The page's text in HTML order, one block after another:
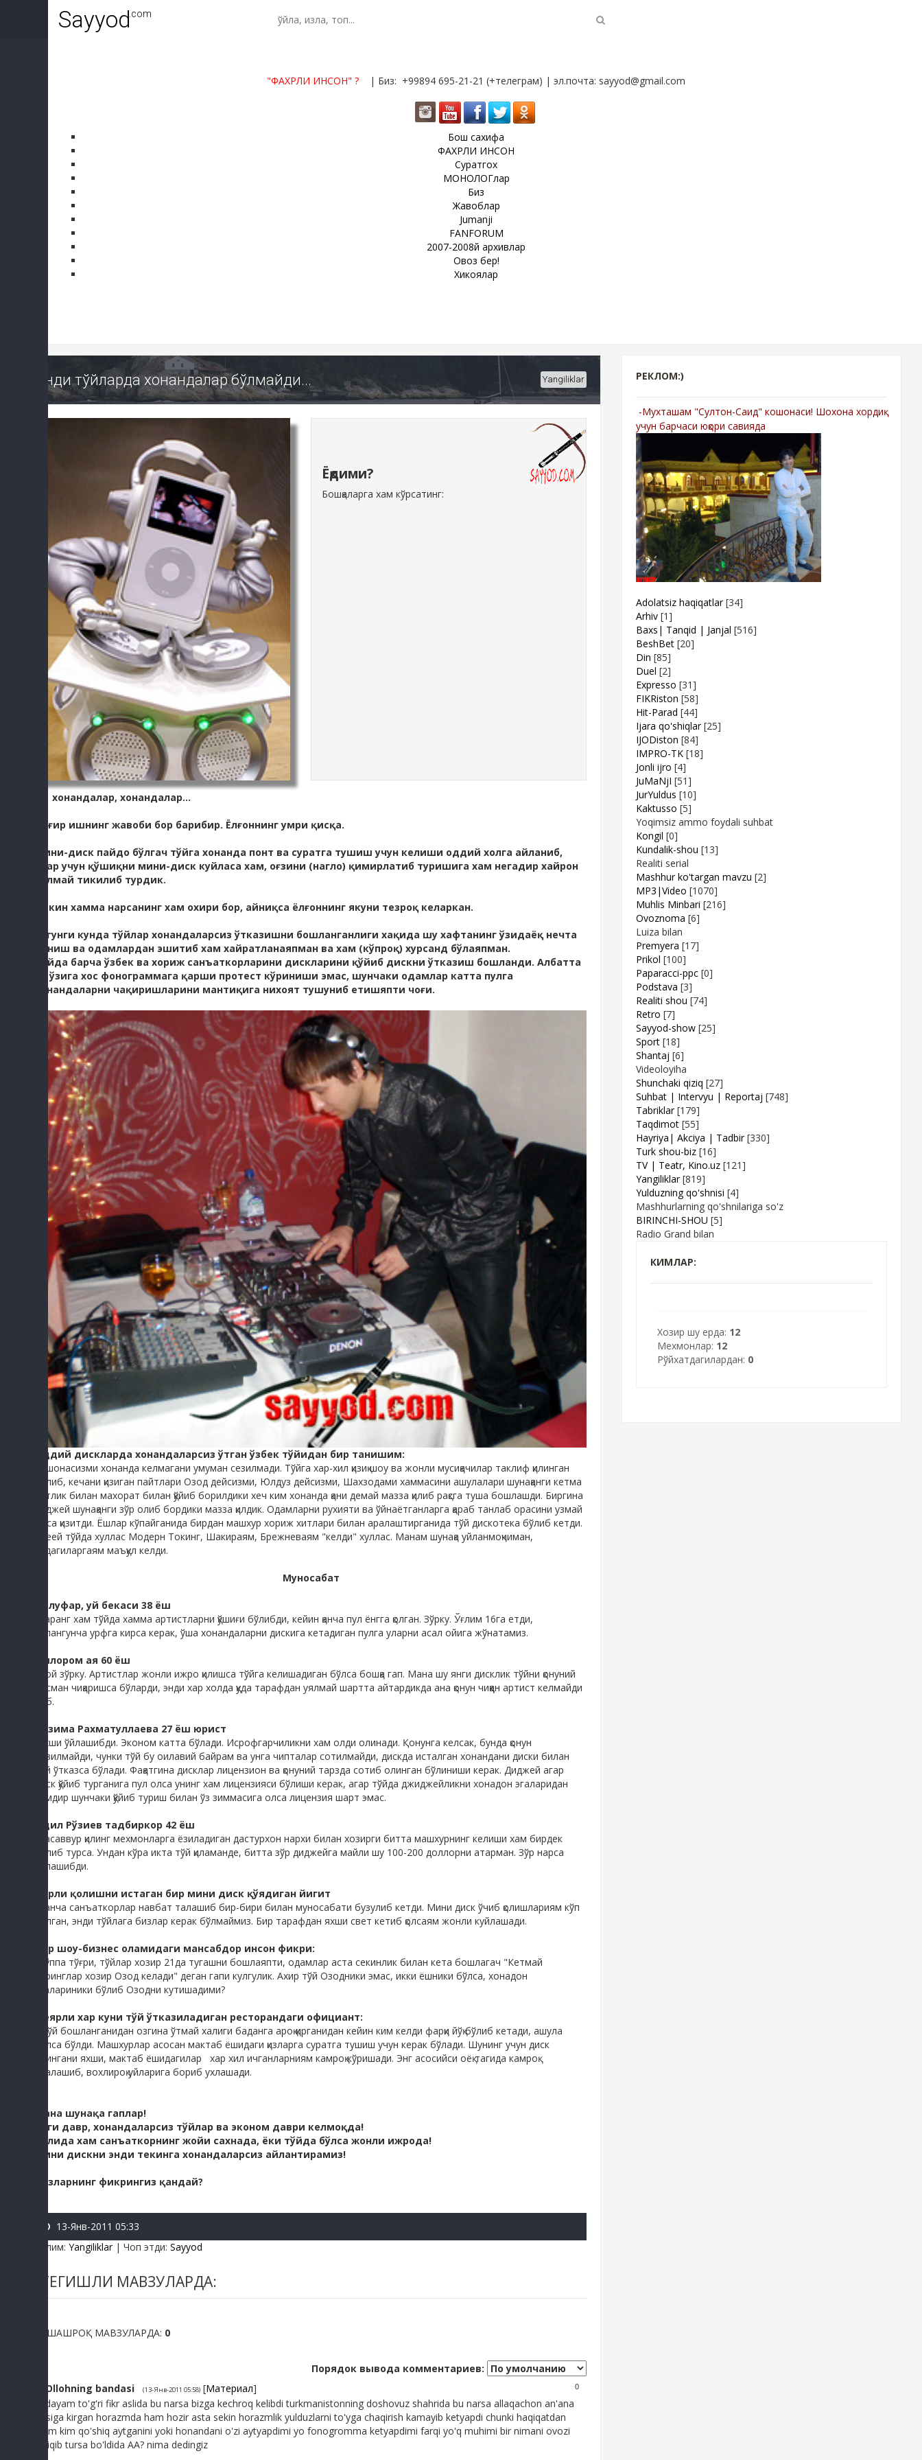
Sayyod.com
"ФАХРЛИ ИНСОН"? | Биз: +99894 695-21-21 (+телеграм) | эл.почта: sayyod@gmail.com
Бош сахифа
ФАХРЛИ ИНСОН
Суратгох
МОНОЛОГлар
Биз
Жавоблар
Jumanji
FANFORUM
2007-2008й архивлар
Овоз бер!
Хикоялар
Энди тўйларда хонандалар бўлмайди... Yangiliklar
Ёқдими?
Бошқаларга хам кўрсатинг:
Эх хонандалар, хонандалар...
Қинғир ишнинг жавоби бор барибир. Ёлғоннинг умри қисқа.
Мини-диск пайдо бўлгач тўйга хонанда понт ва суратга тушиш учун келиши оддий холга айланиб,
улар учун қўшиқни мини-диск куйласа хам, оғзини (нагло) қимирлатиб туришига хам негадир хайрон
бўлмай тикилиб турдик.
Лекин хамма нарсанинг хам охири бор, айниқса ёлғоннинг якуни тезроқ келаркан.
Бугунги кунда тўйлар хонандаларсиз ўтказишни бошланганлиги хақида шу хафтанинг ўзидаёқ нечта
таниш ва одамлардан эшитиб хам хайратланаяпман ва хам (кўпроқ) хурсанд бўлаяпман.
Тўйда барча ўзбек ва хориж санъаткорларини дискларини қўйиб дискни ўтказиш бошланди. Албатта
бу ўзига хос фонограммага қарши протест кўриниши эмас, шунчаки одамлар катта пулга
хонандаларни чақиришларини мантиқига нихоят тушуниб етишяпти чоғи.
Оддий дискларда хонандаларсиз ўтган ўзбек тўйидан бир танишим:
-Ишонасизми хонанда келмагани умуман сезилмади. Тўйга хар-хил қизиқ шоу ва жонли мусиқачилар таклиф қилинган
бўлиб, кечани қизиган пайтлари Озод дейсизми, Юлдуз дейсизми, Шахзодами хаммасини ашулалари шунақанги кетма
кетлик билан махорат билан қўйиб борилдики хеч ким хонанда қани демай мазза қилиб рақсга туша бошлашди. Биргина
диджей шунақанги зўр олиб бордики мазза қилдик. Одамларни рухияти ва ўйнаётганларга қараб танлаб орасини узмай
роса қизитди. Ёшлар кўпайганида бирдан машхур хориж хитлари билан аралаштирганида тўй дискотека бўлиб кетди.
Эхеей тўйда хуллас Модерн Токинг, Шакираям, Брежневаям "келди" хуллас. Манам шунақа уйланмоқчиман,
уйдагиларгаям маъқул келди.
Муносабат
Нилуфар, уй бекаси 38 ёш
-Қаранг хам тўйда хамма артистларни қўшиғи бўлибди, кейин қанча пул ёнгга қолган. Зўрку. Ўғлим 16га етди,
уйлангунча урфга кирса керак, ўша хонандаларни дискига кетадиган пулга уларни асал ойига жўнатамиз.
Дилором ая 60 ёш
-Вой зўрку. Артистлар жонли ижро қилишса тўйга келишадиган бўлса бошқа гап. Мана шу янги дисклик тўйни қонуний
расман чиқаришса бўларди, энди хар холда қуда тарафдан уялмай шартта айтардикда ана қонун чиққан артист келмайди
деб.
Нозима Рахматуллаева 27 ёш юрист
-Яхши ўйлашибди. Эконом катта бўлади. Исрофгарчиликни хам олди олинади. Қонунга келсак, бунда қонун
бузилмайди, чунки тўй бу оилавий байрам ва унга чипталар сотилмайди, дискда исталган хонандани диски билан
тўй ўтказса бўлади. Фақатгина дисклар лицензион ва қонуний тарзда сотиб олинган бўлиниши керак. Диджей агар
диск қўйиб турганига пул олса унинг хам лицензияси бўлиши керак, агар тўйда джиджейликни хонадон эгаларидан
кимдир шунчаки қўйиб туриш билан ўз зиммасига олса лицензия шарт эмас.
Одил Рўзиев тадбиркор 42 ёш
-Тасаввур қилинг мехмонларга ёзиладиган дастурхон нархи билан хозирги битта машхурнинг келиши хам бирдек
бўлиб турса. Ундан кўра икта тўй қиламанде, битта зўр диджейга майли шу 100-200 доллорни атарман. Зўр нарса
ўйлашибди.
Сирли қолишни истаган бир мини диск қўядиган йигит
-Қанча санъаткорлар навбат талашиб бир-бири билан муносабати бузулиб кетди. Мини диск ўчиб қолишлариям кўп
бўлган, энди тўйлага бизлар керак бўлмаймиз. Бир тарафдан яхши свет кетиб қолсаям жонли куйлашади.
Бир шоу-бизнес оламидаги мансабдор инсон фикри:
-Тўппа тўғри, тўйлар хозир 21да тугашни бошлаяпти, одамлар аста секинлик билан кета бошлагач "Кетмай
туринглар хозир Озод келади" деган гапи кулгулик. Ахир тўй Озодники эмас, икки ёшники бўлса, хонадон
эгалариники бўлиб Озодни кутишадими?
Деярли хар куни тўй ўтказиладиган ресторандаги официант:
- Тўй бошланганидан озгина ўтмай халиги баданга ароқ қирганидан кейин ким келди фарқи йўқ бўлиб кетади, ашула
бўлса бўлди. Машхурлар асосан мактаб ёшидаги қизларга суратга тушиш учун керак бўлади. Шунинг учун диск
қилингани яхши, мактаб ёшидагилар хар хил ичганларниям камроқ кўришади. Энг асосийси оёқ тагида камроқ
ўралашиб, вохлироқ уйларига бориб ухлашади.
Мана шунақа гаплар!
Янги давр, хонандаларсиз тўйлар ва эконом даври келмоқда!
Аслида хам санъаткорнинг жойи сахнада, ёки тўйда бўлса жонли ижрода!
Мини дискни энди текинга хонандаларсиз айлантирамиз!
Сизларнинг фикрингиз қандай?
13-Янв-2011 05:33
Бўлим: Yangiliklar| Чоп этди: Sayyod
ТЕГИШЛИ МАВЗУЛАРДА:
ЎХШАШРОҚ МАВЗУЛАРДА: 0
Порядок вывода комментариев:
0
Ollohning bandasi (13-Янв-2011 05:58) [Материал]
Judayam to'g'ri fikr aslida bu narsa bizga kechroq kelibdi turkmanistonning doshovuz shahrida bu narsa allaqachon an'ana
tusiga kirgan horazmda ham hozir asta sekin horazmlik yulduzlarni to'yga chaqirish kamayib ketyapdi chunki haqiqatdan
ham kim qo'shiq aytganini yoki honandani o'zi aytyapdimi yo fonogromma ketyapdimi farqi yo'q muhimi bir nimani ovozi
chiqib tursa bo'ldida AA? nima dedingiz
РЕКЛОМ:)
-Мухташам "Султон-Саид" кошонаси! Шохона хордиқ
учун барчаси юқори савияда
Adolatsiz haqiqatlar [34]
Arhiv [1]
Baxs| Tanqid | Janjal [516]
BeshBet [20]
Din [85]
Duel [2]
Expresso [31]
FIKRiston [58]
Hit-Parad [44]
Ijara qo'shiqlar [25]
IJODiston [84]
IMPRO-TK [18]
Jonli ijro [4]
JuMaNjI [51]
JurYuldus [10]
Kaktusso [5]
Yoqimsiz ammo foydali suhbat
Kongil [0]
Kundalik-shou [13]
Realiti serial
Mashhur ko'targan mavzu [2]
MP3|Video [1070]
Muhlis Minbari [216]
Ovoznoma [6]
Luiza bilan
Premyera [17]
Prikol [100]
Paparacci-ppc [0]
Podstava [3]
Realiti shou [74]
Retro [7]
Sayyod-show [25]
Sport [18]
Shantaj [6]
Videoloyiha
Shunchaki qiziq [27]
Suhbat | Intervyu | Reportaj [748]
Tabriklar [179]
Taqdimot [55]
Hayriya| Akciya | Tadbir [330]
Turk shou-biz [16]
TV | Teatr, Kino.uz [121]
Yangiliklar [819]
Yulduzning qo'shnisi [4]
Mashhurlarning qo'shnilariga so'z
BIRINCHI-SHOU [5]
Radio Grand bilan
КИМЛАР:
Хозир шу ерда: 12
Мехмонлар: 12
Рўйхатдагилардан: 0